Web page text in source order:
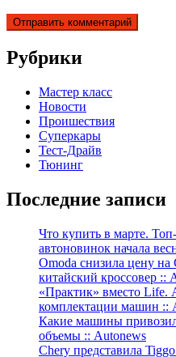
Рубрики
Мастер класс
Новости
Проишествия
Суперкары
Тест-Драйв
Тюнинг
Последние записи
Что купить в марте.
автоновинок начала
Omoda снизила цену на
китайский кроссовер ::
«Практик» вместо Life.
комплектации машин ::
Какие машины
объемы :: Autonews
Chery представила